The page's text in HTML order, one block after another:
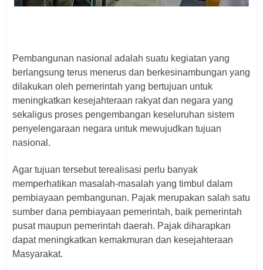
Pembangunan nasional adalah suatu kegiatan yang
berlangsung terus menerus dan berkesinambungan yang
dilakukan oleh pemerintah yang bertujuan untuk
meningkatkan kesejahteraan rakyat dan negara yang
sekaligus proses pengembangan keseluruhan sistem
penyelengaraan negara untuk mewujudkan tujuan
nasional.
Agar tujuan tersebut terealisasi perlu banyak
memperhatikan masalah-masalah yang timbul dalam
pembiayaan pembangunan. Pajak merupakan salah satu
sumber dana pembiayaan pemerintah, baik pemerintah
pusat maupun pemerintah daerah. Pajak diharapkan
dapat meningkatkan kemakmuran dan kesejahteraan
Masyarakat.